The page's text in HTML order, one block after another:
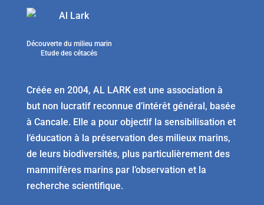
Découverte du milieu marin
Etude des cétacés
Créée en 2004, AL LARK est une association à
but non lucratif reconnue d’intérêt général, basée
à Cancale. Elle a pour objectif la sensibilisation et
l’éducation à la préservation des milieux marins,
de leurs biodiversités, plus particulièrement des
mammifères marins par l’observation et la
recherche scientifique.